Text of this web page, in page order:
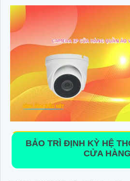
BẢO TRÌ ĐỊNH KỲ HỆ
CỬA HÀNG